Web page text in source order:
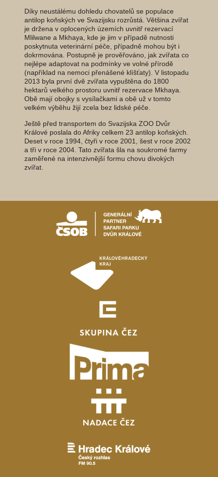
Díky neustálému dohledu chovatelů se populace
antilop koňských ve Svazijsku rozrůstá. Většina zvířat
je držena v oplocených územích uvnitř rezervací
Mlilwane a Mkhaya, kde je jim v případě nutnosti
poskytnuta veterinární péče, případně mohou být i
dokrmována. Postupně je prověřováno, jak zvířata co
nejlépe adaptovat na podmínky ve volné přírodě
(například na nemoci přenášené klíšťaty). V listopadu
2013 byla první dvě zvířata vypuštěna do 1800
hektarů velkého prostoru uvnitř rezervace Mkhaya.
Obě mají obojky s vysílačkami a obě už v tomto
velkém výběhu žijí zcela bez lidské péče.
Ještě před transportem do Svazijska ZOO Dvůr
Králové poslala do Afriky celkem 23 antilop koňských.
Deset v roce 1994, čtyři v roce 2001, šest v roce 2002
a tři v roce 2004. Tato zvířata šla na soukromé farmy
zaměřené na intenzivnější formu chovu divokých
zvířat.